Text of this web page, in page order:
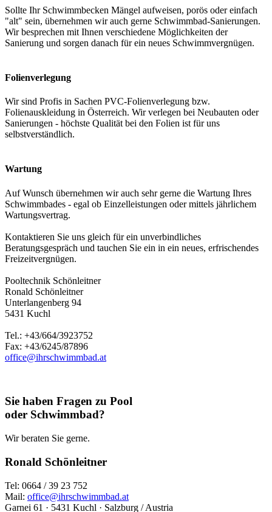
Sollte Ihr Schwimmbecken Mängel aufweisen, porös oder einfach
"alt" sein, übernehmen wir auch gerne Schwimmbad-Sanierungen.
Wir besprechen mit Ihnen verschiedene Möglichkeiten der
Sanierung und sorgen danach für ein neues Schwimmvergnügen.
Folienverlegung
Wir sind Profis in Sachen PVC-Folienverlegung bzw.
Folienauskleidung in Österreich. Wir verlegen bei Neubauten oder
Sanierungen - höchste Qualität bei den Folien ist für uns
selbstverständlich.
Wartung
Auf Wunsch übernehmen wir auch sehr gerne die Wartung Ihres
Schwimmbades - egal ob Einzelleistungen oder mittels jährlichem
Wartungsvertrag.
Kontaktieren Sie uns gleich für ein unverbindliches
Beratungsgespräch und tauchen Sie ein in ein neues, erfrischendes
Freizeitvergnügen.
Pooltechnik Schönleitner
Ronald Schönleitner
Unterlangenberg 94
5431 Kuchl
Tel.: +43/664/3923752
Fax: +43/6245/87896
office@ihrschwimmbad.at
Sie haben Fragen zu Pool
oder Schwimmbad?
Wir beraten Sie gerne.
Ronald Schönleitner
Tel: 0664 / 39 23 752
Mail: office@ihrschwimmbad.at
Garnei 61 · 5431 Kuchl · Salzburg / Austria